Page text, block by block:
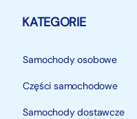
KATEGORIE
Samochody osobowe
Części samochodowe
Samochody dostawcze